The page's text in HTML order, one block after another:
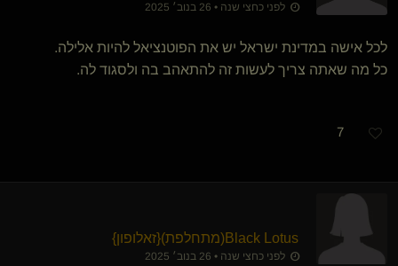
לפני כחצי שנה • 26 בנוב׳ 2025
לכל אישה במדינת ישראל יש את הפוטנציאל להיות אלילה.
כל מה שאתה צריך לעשות זה להתאהב בה ולסגוד לה.
7
Black Lotus​(מתחלפת) ​{זאלופון}
לפני כחצי שנה • 26 בנוב׳ 2025